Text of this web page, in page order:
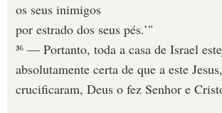
os seus inimigos
por estrado dos seus pés.’"
³⁶ — Portanto, toda a casa de Israel
absolutamente certa de que a este
crucificaram, Deus o fez Senhor e